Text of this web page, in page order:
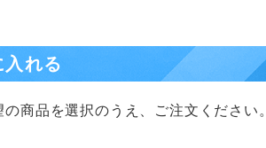
れる
の商品を選択のうえ、ご注文ください。